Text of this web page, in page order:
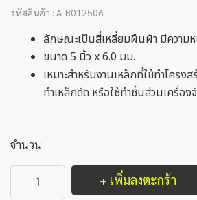
รหัสสินค้า : A-B012506
ลักษณะเป็นสี่เหลี่ยมผืนผ้า มีความ
ขนาด 5 นิ้ว x 6.0 มม.
เหมาะสำหรับงานเหล็กที่ใช้ทำโครง
ทำเหล็กดัด หรือใช้ทำชิ้นส่วนเครื่อง
จำนวน
+ เพิ่มลงตะกร้า